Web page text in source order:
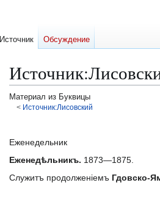
Источник:
Материал из Буквицы
< Источник:Лисовский
к
навигации
к
поиску
Еженедельник
Еженедѣльникъ. 1873—1875.
Служитъ продолженіемъ Гдовско-
Источник Обсуждение